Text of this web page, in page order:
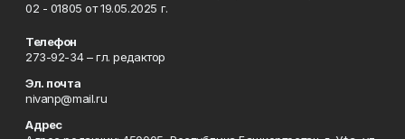
02 - 01805 от 19.05.2025 г.
Телефон
273-92-34 – гл. редактор
Эл. почта
nivanp@mail.ru
Адрес